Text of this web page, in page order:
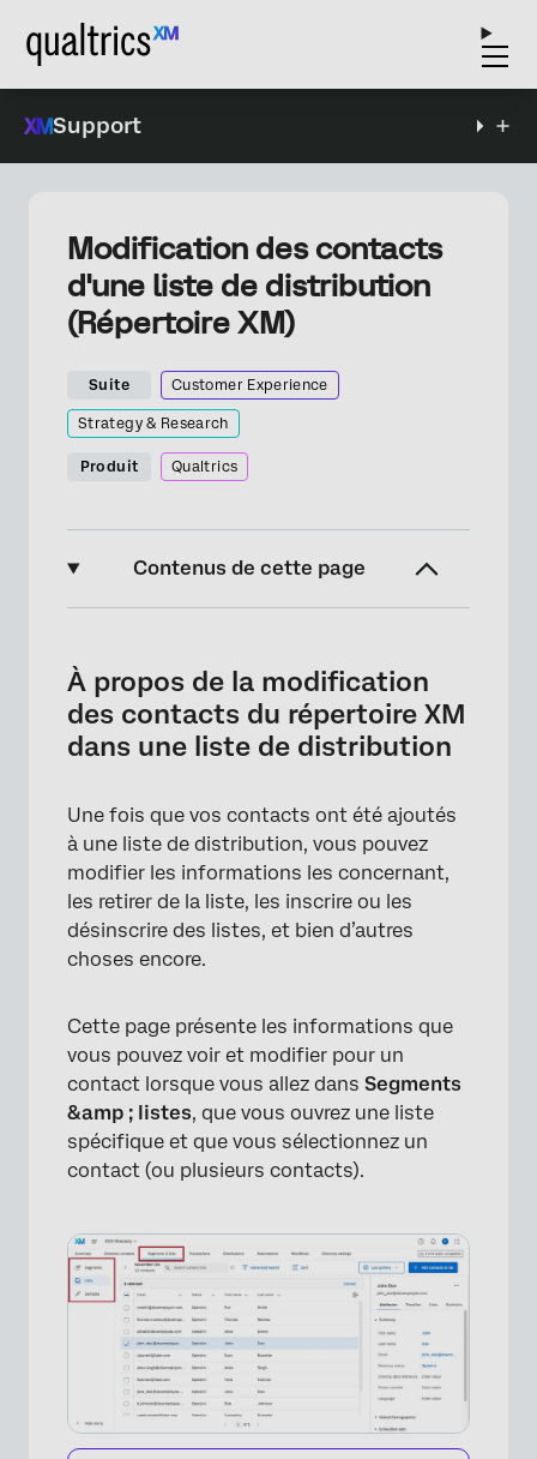
Support
Modification des contacts
d'une liste de distribution
(Répertoire XM)
Suite Customer Experience
Strategy & Research
Produit Qualtrics
Contenus de cette page
Menu Informations de contact
Ajout de contacts à une Liste de distribution
distribution
Inscrire des contacts sur la Liste de
distribution
Exportation de contacts sélectionnés
Importation de mises à jour dans les
contacts
Recherche de contacts dans une Liste de
distribution
FAQs
À propos de la modification
des contacts du répertoire XM
dans une liste de distribution
Une fois que vos contacts ont été ajoutés
à une liste de distribution, vous pouvez
modifier les informations les concernant,
les retirer de la liste, les inscrire ou les
désinscrire des listes, et bien d’autres
choses encore.
Cette page présente les informations que
vous pouvez voir et modifier pour un
contact lorsque vous allez dans Segments
&amp ; listes, que vous ouvrez une liste
spécifique et que vous sélectionnez un
contact (ou plusieurs contacts).